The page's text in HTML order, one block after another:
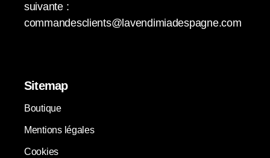
suivante :
commandesclients@lavendimiadespagne.com
Sitemap
Boutique
Mentions légales
Cookies